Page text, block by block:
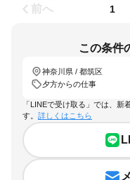
前へ 1
この条件
神奈川県 / 都筑区
夕方からの仕事
「LINEで受け取る」では、
す。 詳しくはこちら